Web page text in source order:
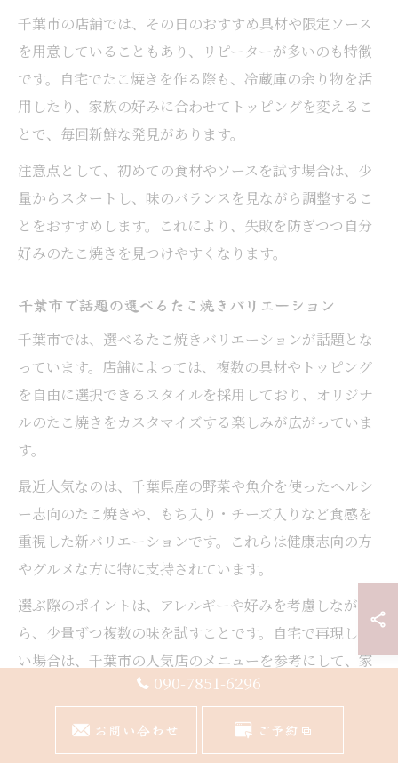
千葉市の店舗では、その日のおすすめ具材や限定ソース
を用意していることもあり、リピーターが多いのも特徴
です。自宅でたこ焼きを作る際も、冷蔵庫の余り物を活
用したり、家族の好みに合わせてトッピングを変えるこ
とで、毎回新鮮な発見があります。
注意点として、初めての食材やソースを試す場合は、少
量からスタートし、味のバランスを見ながら調整するこ
とをおすすめします。これにより、失敗を防ぎつつ自分
好みのたこ焼きを見つけやすくなります。
千葉市で話題の選べるたこ焼きバリエーション
千葉市では、選べるたこ焼きバリエーションが話題とな
っています。店舗によっては、複数の具材やトッピング
を自由に選択できるスタイルを採用しており、オリジナ
ルのたこ焼きをカスタマイズする楽しみが広がっていま
す。
最近人気なのは、千葉県産の野菜や魚介を使ったヘルシ
ー志向のたこ焼きや、もち入り・チーズ入りなど食感を
重視した新バリエーションです。これらは健康志向の方
やグルメな方に特に支持されています。
選ぶ際のポイントは、アレルギーや好みを考慮しなが
ら、少量ずつ複数の味を試すことです。自宅で再現した
い場合は、千葉市の人気店のメニューを参考にして、家
庭用の材料でアレンジを加えると、より本格的な味わい
090-7851-6296
お問い合わせ ご予約